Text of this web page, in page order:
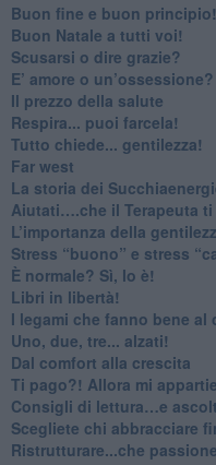
Buon fine e buon principio!
​Buon Natale a tutti voi!
​Scusarsi o dire grazie?
​E’ amore o un’ossessione?
​Il prezzo della salute
​Respira... puoi farcela!
​Tutto chiede... gentilezza!
​Far west
​La storia dei
​Aiutati….che il Terapeuta ti
​L’importanza della
​Stress “buono” e stress
​È normale? Sì, lo è!
​Libri in libertà!
​I legami che fanno bene al
Uno, due, tre... alzati!​
​Dal comfort alla crescita
​Ti pago?! Allora mi
​Consigli di lettura…e
​Scegliete chi abbracciare
​Ristrutturare...che